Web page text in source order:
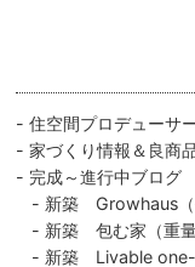
住空間プロデューサ
家づくり情報＆良商
完成～進行中ブログ
新築 Growhaus（
新築 包む家（重量
新築 Livable one-